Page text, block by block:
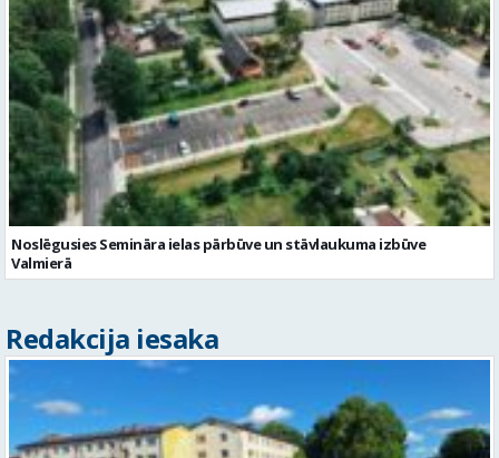
Noslēgusies Semināra ielas pārbūve un stāvlaukuma izbūve
Valmierā
Redakcija iesaka